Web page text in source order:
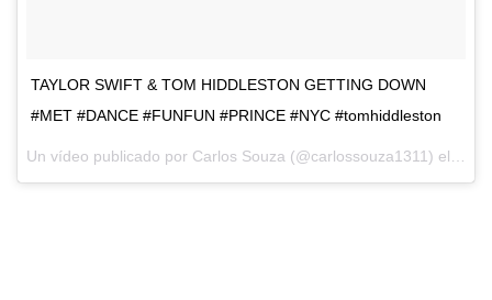
TAYLOR SWIFT & TOM HIDDLESTON GETTING DOWN
#MET #DANCE #FUNFUN #PRINCE #NYC #tomhiddleston